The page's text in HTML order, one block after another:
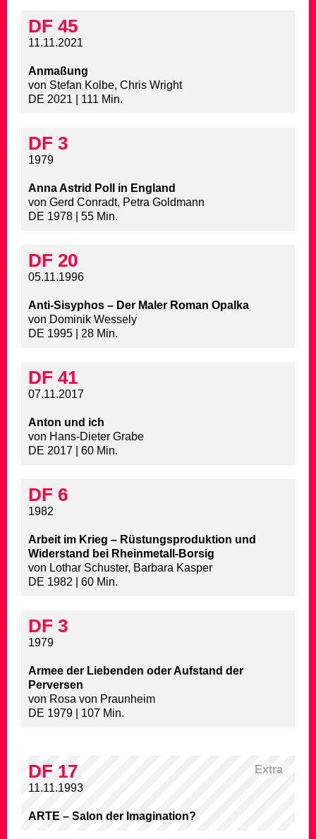
DF 45
11.11.2021
Anmaßung
von Stefan Kolbe, Chris Wright
DE 2021 | 111 Min.
DF 3
1979
Anna Astrid Poll in England
von Gerd Conradt, Petra Goldmann
DE 1978 | 55 Min.
DF 20
05.11.1996
Anti-Sisyphos – Der Maler Roman Opalka
von Dominik Wessely
DE 1995 | 28 Min.
DF 41
07.11.2017
Anton und ich
von Hans-Dieter Grabe
DE 2017 | 60 Min.
DF 6
1982
Arbeit im Krieg – Rüstungsproduktion und
Widerstand bei Rheinmetall-Borsig
von Lothar Schuster, Barbara Kasper
DE 1982 | 60 Min.
DF 3
1979
Armee der Liebenden oder Aufstand der
Perversen
von Rosa von Praunheim
DE 1979 | 107 Min.
Extra
DF 17
11.11.1993
ARTE – Salon der Imagination?